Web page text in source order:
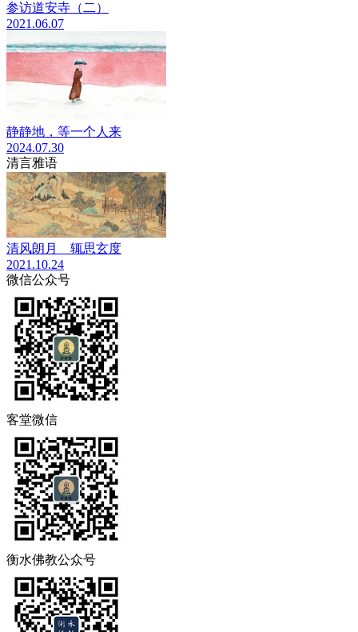
参访道安寺（二）
2021.06.07
静静地，等一个人来
2024.07.30
清言雅语
清风朗月 辄思玄度
2021.10.24
微信公众号
客堂微信
衡水佛教公众号